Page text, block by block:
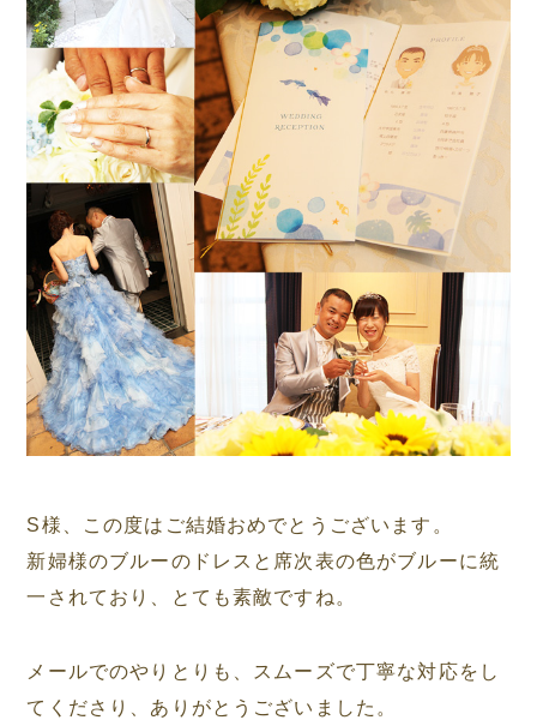
S様、この度はご結婚おめでとうございます。
新婦様のブルーのドレスと席次表の色がブルーに統
一されており、とても素敵ですね。
メールでのやりとりも、スムーズで丁寧な対応をし
てくださり、ありがとうございました。